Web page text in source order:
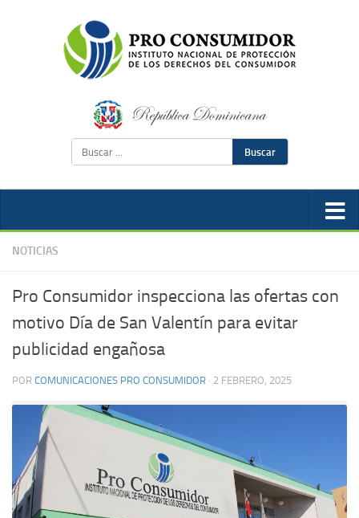
Buscar
NOTICIAS
Pro Consumidor inspecciona las ofertas con
motivo Día de San Valentín para evitar
publicidad engañosa
POR COMUNICACIONES PRO CONSUMIDOR · 2 FEBRERO, 2025